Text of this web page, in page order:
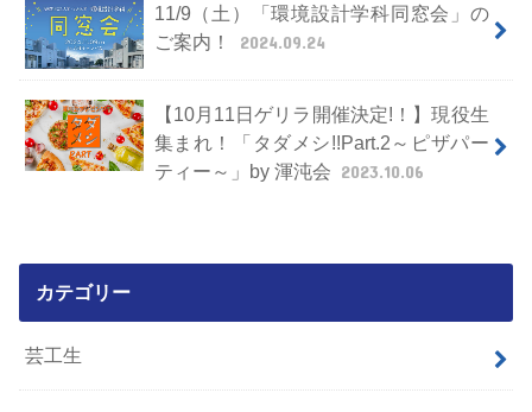
11/9（土）「環境設計学科同窓会」の
ご案内！
2024.09.24
【10月11日ゲリラ開催決定!！】現役生
集まれ！「タダメシ!!Part.2～ピザパー
ティー～」by 渾沌会 2023.10.06
カテゴリー
芸工生